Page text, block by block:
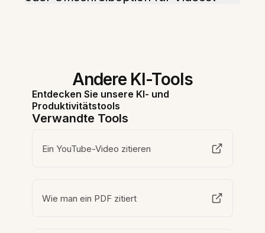
Andere KI-Tools
Entdecken Sie unsere KI- und
Produktivitätstools
Verwandte Tools
Ein YouTube-Video zitieren
Wie man ein PDF zitiert